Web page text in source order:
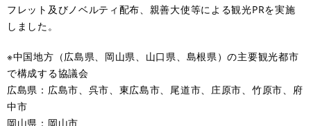
フレット及びノベルティ配布、親善大使等による観光PRを実施
しました。
※中国地方（広島県、岡山県、山口県、島根県）の主要観光都市
で構成する協議会
広島県：広島市、呉市、東広島市、尾道市、庄原市、竹原市、府
中市
岡山県：岡山市